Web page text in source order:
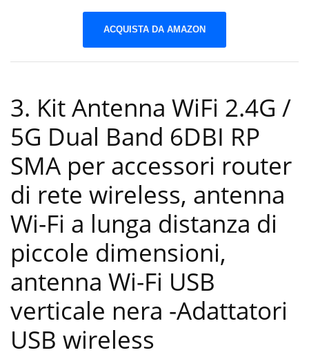
ACQUISTA DA AMAZON
3. Kit Antenna WiFi 2.4G /
5G Dual Band 6DBI RP
SMA per accessori router
di rete wireless, antenna
Wi-Fi a lunga distanza di
piccole dimensioni,
antenna Wi-Fi USB
verticale nera -Adattatori
USB wireless